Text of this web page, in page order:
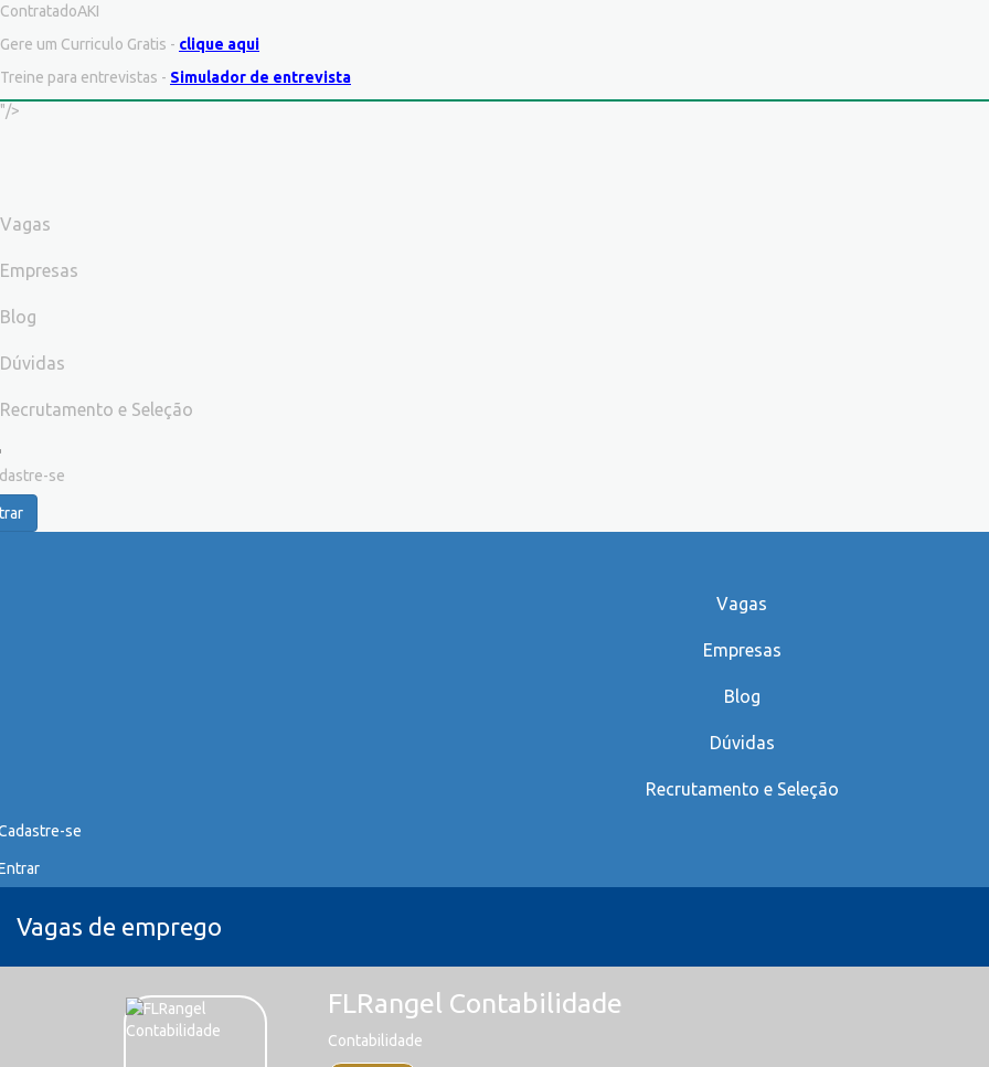
ContratadoAKI
Gere um Curriculo Gratis - clique aqui
Treine para entrevistas - Simulador de entrevista
"/>
Vagas
Empresas
Blog
Dúvidas
Recrutamento e Seleção
se
Vagas
Empresas
Blog
Dúvidas
Recrutamento e Seleção
se
Vagas de emprego
FLRangel Contabilidade
Contabilidade